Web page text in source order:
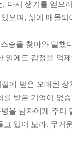
다시 생기를 얻으
으며, 삶에 매몰
승을 찾아와 말했
일에도 감정을 억
에 받은 오래된
를 받은 기억이 없
을 남자에게 주며
있어 보라. 무거